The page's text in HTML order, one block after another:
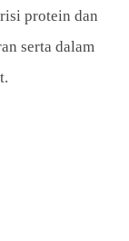
protein dan
serta dalam